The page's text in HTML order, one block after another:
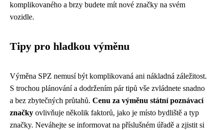
komplikovaného a brzy budete mít nové značky na svém
vozidle.
Tipy pro hladkou výměnu
Výměna SPZ nemusí být komplikovaná ani nákladná záležitost.
S trochou plánování a dodržením pár tipů vše zvládnete snadno
a bez zbytečných průtahů. Cenu za výměnu státní poznávací
značky ovlivňuje několik faktorů, jako je místo bydliště a typ
značky. Neváhejte se informovat na příslušném úřadě a zjistit si